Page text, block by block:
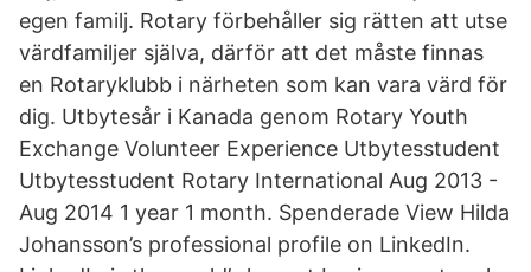
egen familj. Rotary förbehåller sig rätten att utse
värdfamiljer själva, därför att det måste finnas
en Rotaryklubb i närheten som kan vara värd för
dig. Utbytesår i Kanada genom Rotary Youth
Exchange Volunteer Experience Utbytesstudent
Utbytesstudent Rotary International Aug 2013 -
Aug 2014 1 year 1 month. Spenderade View Hilda
Johansson’s professional profile on LinkedIn.